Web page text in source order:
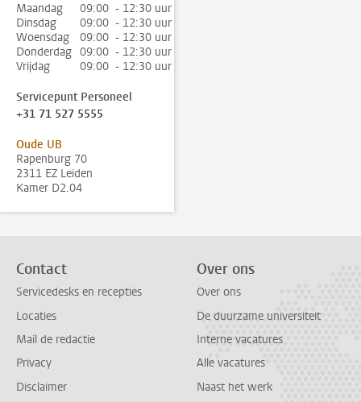
Maandag
09:00 - 12:30 uur
Dinsdag
09:00 - 12:30 uur
Woensdag
09:00 - 12:30 uur
Donderdag 09:00 - 12:30 uur
Vrijdag
09:00 - 12:30 uur
Servicepunt Personeel
+31 71 527 5555
Oude UB
Rapenburg 70
2311 EZ Leiden
Kamer D2.04
Contact
Servicedesks en recepties
Locaties
Mail de redactie
Privacy
Disclaimer
Over ons
Over ons
De duurzame universiteit
Interne vacatures
Alle vacatures
Naast het werk